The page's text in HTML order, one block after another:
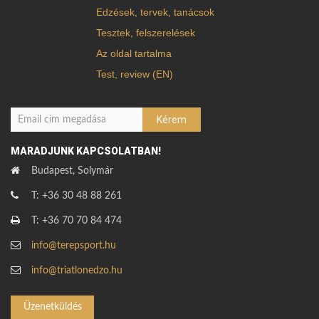
Edzések, tervek, tanácsok
Tesztek, felszerelések
Az oldal tartalma
Test, review (EN)
MARADJUNK KAPCSOLATBAN!
Budapest, Solymár
T: +36 30 48 88 261
T: +36 70 70 84 474
info@terepsport.hu
info@triatlonedzo.hu
Üzenetküldés